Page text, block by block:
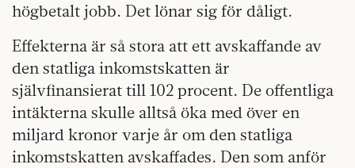
högbetalt jobb. Det lönar sig för dåligt.
Effekterna är så stora att ett avskaffande av
den statliga inkomstskatten är
självfinansierat till 102 procent. De offentliga
intäkterna skulle alltså öka med över en
miljard kronor varje år om den statliga
inkomstskatten avskaffades. Den som anför